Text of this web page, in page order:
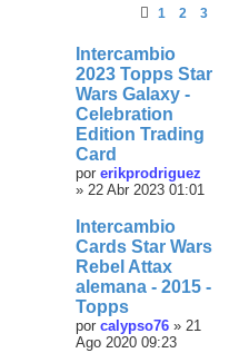
1 2 3
Intercambio
2023 Topps Star
Wars Galaxy -
Celebration
Edition Trading
Card
por erikprodriguez
» 22 Abr 2023 01:01
Intercambio
Cards Star Wars
Rebel Attax
alemana - 2015 -
Topps
por calypso76 » 21
Ago 2020 09:23